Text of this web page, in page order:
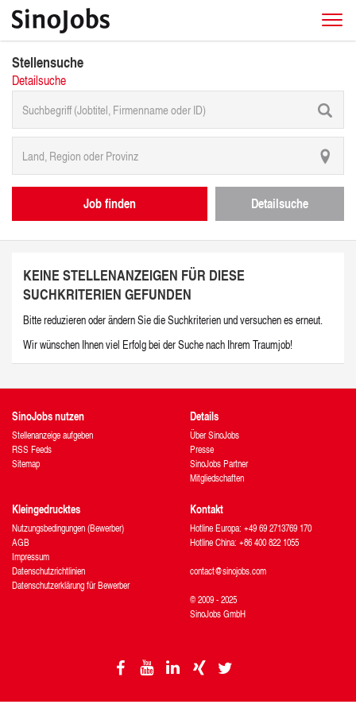
Stellensuche
Detailsuche
Job finden Detailsuche
KEINE STELLENANZEIGEN FÜR DIESE
SUCHKRITERIEN GEFUNDEN
Bitte reduzieren oder ändern Sie die Suchkriterien und versuchen es erneut.
Wir wünschen Ihnen viel Erfolg bei der Suche nach Ihrem Traumjob!
SinoJobs nutzen
Stellenanzeige aufgeben
RSS Feeds
Sitemap
Details
Über SinoJobs
Presse
SinoJobs Partner
Mitgliedschaften
Kleingedrucktes
Nutzungsbedingungen (Bewerber)
AGB
Impressum
Datenschutzrichtlinien
Datenschutzerklärung für Bewerber
Kontakt
Hotline Europa: +49 69 2713769 170
Hotline China: +86 400 822 1055
contact@sinojobs.com
© 2009 - 2025
SinoJobs GmbH